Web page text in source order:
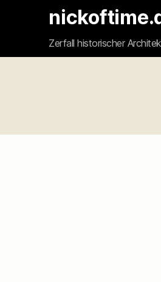
Zerfall historischer